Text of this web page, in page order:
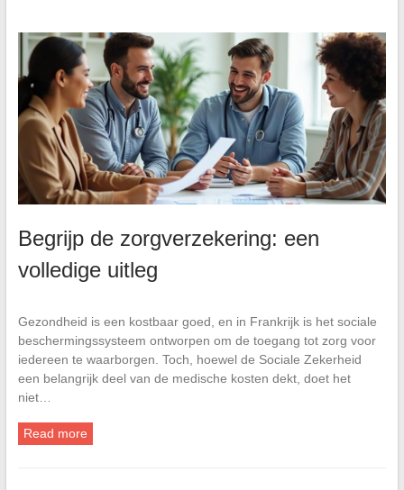
Begrijp de zorgverzekering: een
volledige uitleg
Gezondheid is een kostbaar goed, en in Frankrijk is het sociale
beschermingssysteem ontworpen om de toegang tot zorg voor
iedereen te waarborgen. Toch, hoewel de Sociale Zekerheid
een belangrijk deel van de medische kosten dekt, doet het
niet…
Read more